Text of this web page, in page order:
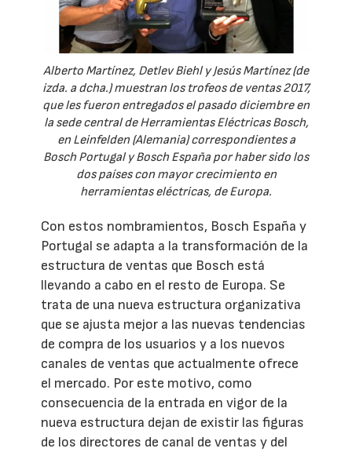
Alberto Martínez, Detlev Biehl y Jesús Martínez (de
izda. a dcha.) muestran los trofeos de ventas 2017,
que les fueron entregados el pasado diciembre en
la sede central de Herramientas Eléctricas Bosch,
en Leinfelden (Alemania) correspondientes a
Bosch Portugal y Bosch España por haber sido los
dos países con mayor crecimiento en
herramientas eléctricas, de Europa.
Con estos nombramientos, Bosch España y
Portugal se adapta a la transformación de la
estructura de ventas que Bosch está
llevando a cabo en el resto de Europa. Se
trata de una nueva estructura organizativa
que se ajusta mejor a las nuevas tendencias
de compra de los usuarios y a los nuevos
canales de ventas que actualmente ofrece
el mercado. Por este motivo, como
consecuencia de la entrada en vigor de la
nueva estructura dejan de existir las figuras
de los directores de canal de ventas y del